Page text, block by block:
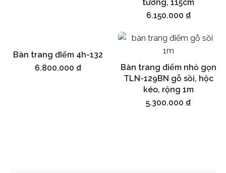
tường, 115cm
6.150.000 ₫
Thêm vào giỏ hàng
Bàn trang đIểm 4h-132
6.800.000 ₫ Thêm vào giỏ hàng
Bàn trang điểm nhỏ gọn
TLN-129BN gỗ sồi, hộc
kéo, rộng 1m
5.300.000 ₫